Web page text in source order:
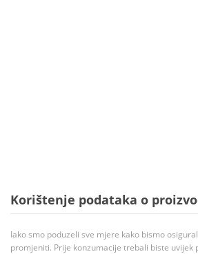
Korištenje podataka o
Iako smo poduzeli sve mjere kako bismo
promjeniti. Prije konzumacije trebali biste